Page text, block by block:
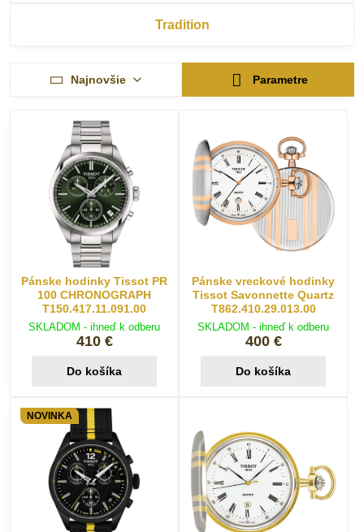
Tradition
Najnovšie Parametre
Pánske hodinky Tissot PR
100 CHRONOGRAPH
T150.417.11.091.00
SKLADOM - ihneď k odberu
410 €
Do košíka
Pánske vreckové hodinky
Tissot Savonnette Quartz
T862.410.29.013.00
SKLADOM - ihneď k odberu
400 €
Do košíka
NOVINKA